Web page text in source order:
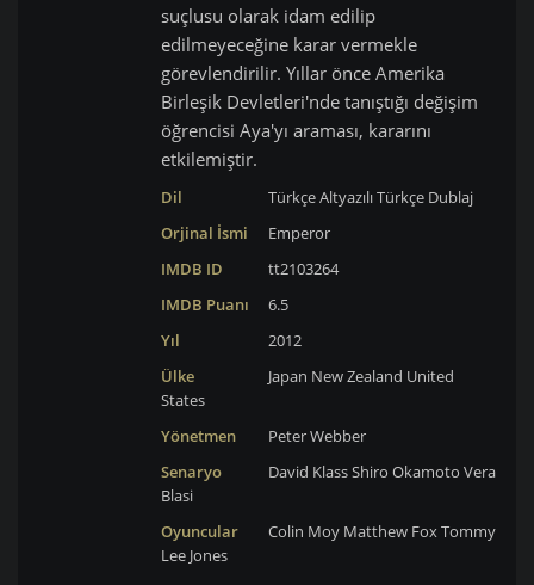
suçlusu olarak idam edilip
edilmeyeceğine karar vermekle
görevlendirilir. Yıllar önce Amerika
Birleşik Devletleri'nde tanıştığı değişim
öğrencisi Aya'yı araması, kararını
etkilemiştir.
Dil Türkçe AltyazılıTürkçe Dublaj
Orjinal İsmi
Emperor
IMDB ID
tt2103264
IMDB Puanı
6.5
Yıl
2012
Ülke
Japan New Zealand United
States
Yönetmen
Peter Webber
Senaryo
David KlassShiro Okamoto Vera
Blasi
Oyuncular
Colin Moy Matthew FoxTommy
Lee Jones